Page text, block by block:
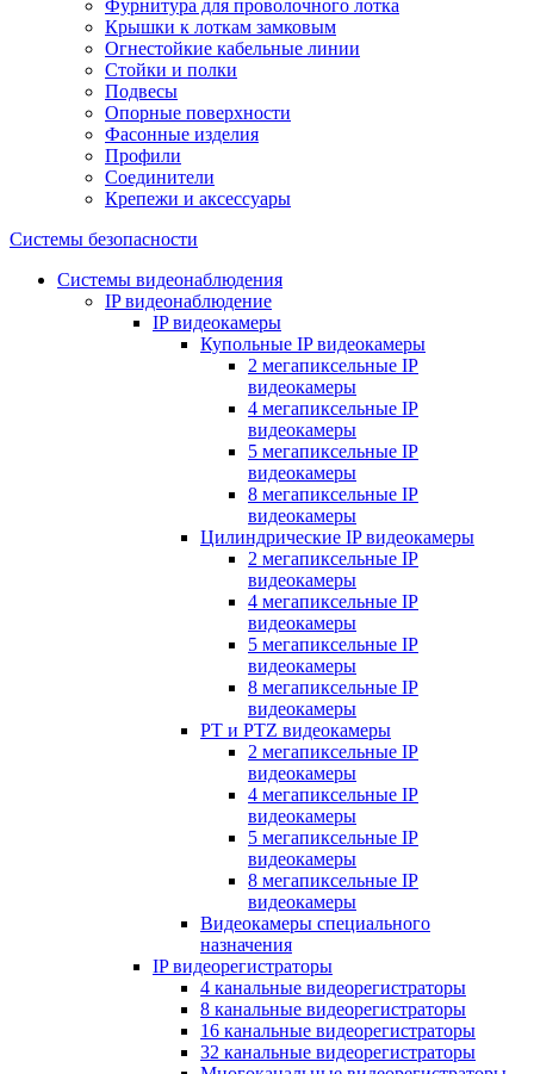
Фурнитура для проволочного лотка
Крышки к лоткам замковым
Огнестойкие кабельные линии
Стойки и полки
Подвесы
Опорные поверхности
Фасонные изделия
Профили
Соединители
Крепежи и аксессуары
Системы безопасности
Системы видеонаблюдения
IP видеонаблюдение
IP видеокамеры
Купольные IP видеокамеры
2 мегапиксельные IP
видеокамеры
4 мегапиксельные IP
видеокамеры
5 мегапиксельные IP
видеокамеры
8 мегапиксельные IP
видеокамеры
Цилиндрические IP видеокамеры
2 мегапиксельные IP
видеокамеры
4 мегапиксельные IP
видеокамеры
5 мегапиксельные IP
видеокамеры
8 мегапиксельные IP
видеокамеры
PT и PTZ видеокамеры
2 мегапиксельные IP
видеокамеры
4 мегапиксельные IP
видеокамеры
5 мегапиксельные IP
видеокамеры
8 мегапиксельные IP
видеокамеры
Видеокамеры специального
назначения
IP видеорегистраторы
4 канальные видеорегистраторы
8 канальные видеорегистраторы
16 канальные видеорегистраторы
32 канальные видеорегистраторы